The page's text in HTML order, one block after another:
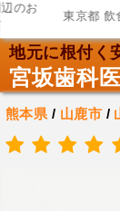
のお
東京都 飲
地元に根付く
宮坂歯科
熊本県 / 山鹿市 /
.